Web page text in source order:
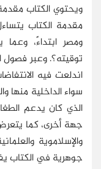
ويحتوي الكتاب
مقدمة الكتاب
ومصر ابتداءً،
توقيته؟. وعبر فصول
اندلعت فيه
سواء الداخلية منها
الذي كان يدعم
جهة أخرى، كما
والإسلاموية
جوهرية في الكتاب